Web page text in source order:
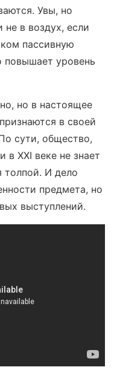
Увы, но
в воздух, если
пассивную
повышает уровень
но в настоящее
в своей
сути, общество,
в XXI веке не знает
толпой. И дело
предмета, но
выступлений.